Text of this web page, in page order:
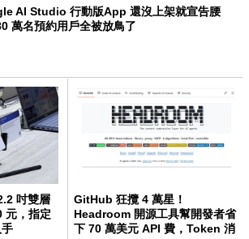
AI Studio 行動版App 還沒上架就宣告腰
萬名預約用戶全被放鳥了
吋雙層
元，指定
GitHub 狂攬 4 萬星！
Headroom 開源工具幫開發者省
下 70 萬美元 API 費，Token 消